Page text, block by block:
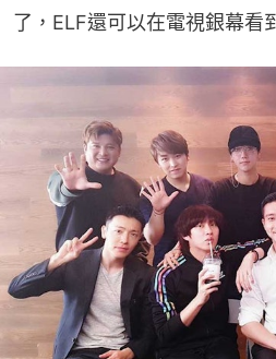
了，ELF還可以在電視銀幕看